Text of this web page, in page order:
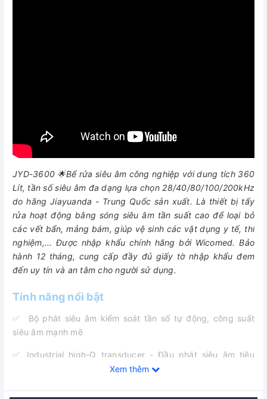
JYD-3600 🌟Bể rửa siêu âm công nghiệp với dung tích 360
Lít, tần số siêu âm đa dạng lựa chọn 28/40/80/100/200kHz
do hãng Jiayuanda - Trung Quốc sản xuất. Là thiết bị tẩy
rửa hoạt động bằng sóng siêu âm tần suất cao để loại bỏ
các vết bẩn, mảng bám, giúp vệ sinh các vật dụng y tế, thí
nghiệm,... Được nhập khẩu chính hãng bởi Wicomed. Bảo
hành 12 tháng, cung cấp đầy đủ giấy tờ nhập khẩu đem
đến uy tín và an tâm cho người sử dụng.
Tính năng nổi bật
✅ Bộ phát siêu âm kiểm soát tần số tự động, công suất
siêu âm mạnh mẽ
✅ Industrial high-Q transducer - Đầu phát siêu âm tiêu
chuẩn công nghiệp, hiệu suất và tuổi thọ được nâng cao
Xem thêm